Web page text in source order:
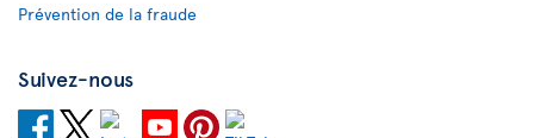
Prévention de la fraude
Suivez-nous